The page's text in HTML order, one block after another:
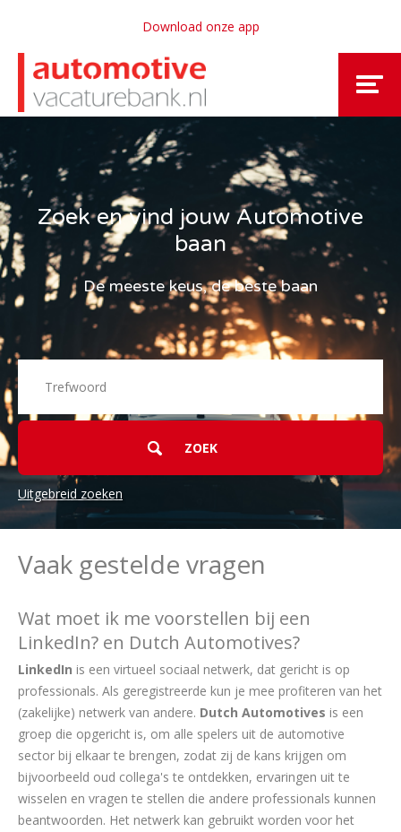
Download onze app
Zoek en vind jouw Automotive
baan
De meeste keus, de beste baan
Uitgebreid zoeken
Vaak gestelde vragen
Wat moet ik me voorstellen bij een
LinkedIn? en Dutch Automotives?
LinkedIn is een virtueel sociaal netwerk, dat gericht is op
professionals. Als geregistreerde kun je mee profiteren van het
(zakelijke) netwerk van andere. Dutch Automotives is een
groep die opgericht is, om alle spelers uit de automotive
sector bij elkaar te brengen, zodat zij de kans krijgen om
bijvoorbeeld oud collega's te ontdekken, ervaringen uit te
wisselen en vragen te stellen die andere professionals kunnen
beantwoorden. Het netwerk kan gebruikt worden voor het